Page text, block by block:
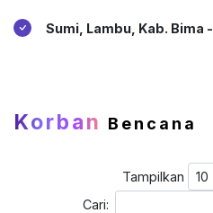
Sumi, Lambu, Kab. Bima -
Korban Bencana
Tampilkan
Cari: